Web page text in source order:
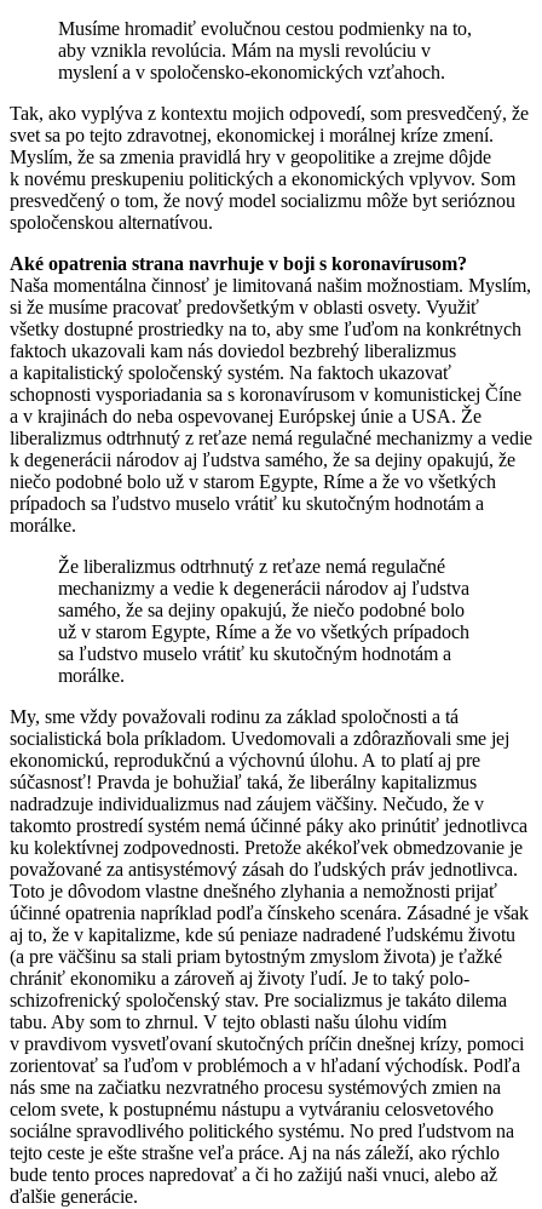
Musíme hromadiť evolučnou cestou podmienky na to,
aby vznikla revolúcia. Mám na mysli revolúciu v
myslení a v spoločensko-ekonomických vzťahoch.
Tak, ako vyplýva z kontextu mojich odpovedí, som presvedčený, že
svet sa po tejto zdravotnej, ekonomickej i morálnej kríze zmení.
Myslím, že sa zmenia pravidlá hry v geopolitike a zrejme dôjde
k novému preskupeniu politických a ekonomických vplyvov. Som
presvedčený o tom, že nový model socializmu môže byt serióznou
spoločenskou alternatívou.
Aké opatrenia strana navrhuje v boji s koronavírusom?
Naša momentálna činnosť je limitovaná našim možnostiam. Myslím,
si že musíme pracovať predovšetkým v oblasti osvety. Využiť
všetky dostupné prostriedky na to, aby sme ľuďom na konkrétnych
faktoch ukazovali kam nás doviedol bezbrehý liberalizmus
a kapitalistický spoločenský systém. Na faktoch ukazovať
schopnosti vysporiadania sa s koronavírusom v komunistickej Číne
a v krajinách do neba ospevovanej Európskej únie a USA. Že
liberalizmus odtrhnutý z reťaze nemá regulačné mechanizmy a vedie
k degenerácii národov aj ľudstva samého, že sa dejiny opakujú, že
niečo podobné bolo už v starom Egypte, Ríme a že vo všetkých
prípadoch sa ľudstvo muselo vrátiť ku skutočným hodnotám a
morálke.
Že liberalizmus odtrhnutý z reťaze nemá regulačné
mechanizmy a vedie k degenerácii národov aj ľudstva
samého, že sa dejiny opakujú, že niečo podobné bolo
už v starom Egypte, Ríme a že vo všetkých prípadoch
sa ľudstvo muselo vrátiť ku skutočným hodnotám a
morálke.
My, sme vždy považovali rodinu za základ spoločnosti a tá
socialistická bola príkladom. Uvedomovali a zdôrazňovali sme jej
ekonomickú, reprodukčnú a výchovnú úlohu. A to platí aj pre
súčasnosť! Pravda je bohužiaľ taká, že liberálny kapitalizmus
nadradzuje individualizmus nad záujem väčšiny. Nečudo, že v
takomto prostredí systém nemá účinné páky ako prinútiť jednotlivca
ku kolektívnej zodpovednosti. Pretože akékoľvek obmedzovanie je
považované za antisystémový zásah do ľudských práv jednotlivca.
Toto je dôvodom vlastne dnešného zlyhania a nemožnosti prijať
účinné opatrenia napríklad podľa čínskeho scenára. Zásadné je však
aj to, že v kapitalizme, kde sú peniaze nadradené ľudskému životu
(a pre väčšinu sa stali priam bytostným zmyslom života) je ťažké
chrániť ekonomiku a zároveň aj životy ľudí. Je to taký polo-
schizofrenický spoločenský stav. Pre socializmus je takáto dilema
tabu. Aby som to zhrnul. V tejto oblasti našu úlohu vidím
v pravdivom vysvetľovaní skutočných príčin dnešnej krízy, pomoci
zorientovať sa ľuďom v problémoch a v hľadaní východísk. Podľa
nás sme na začiatku nezvratného procesu systémových zmien na
celom svete, k postupnému nástupu a vytváraniu celosvetového
sociálne spravodlivého politického systému. No pred ľudstvom na
tejto ceste je ešte strašne veľa práce. Aj na nás záleží, ako rýchlo
bude tento proces napredovať a či ho zažijú naši vnuci, alebo až
ďalšie generácie.